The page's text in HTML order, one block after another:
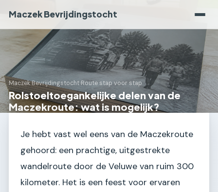
Maczek Bevrijdingstocht
Maczek Bevrijdingstocht›Route stap voor stap
Rolstoeltoegankelijke delen van de
Maczekroute: wat is mogelijk?
Je hebt vast wel eens van de Maczekroute
gehoord: een prachtige, uitgestrekte
wandelroute door de Veluwe van ruim 300
kilometer. Het is een feest voor ervaren